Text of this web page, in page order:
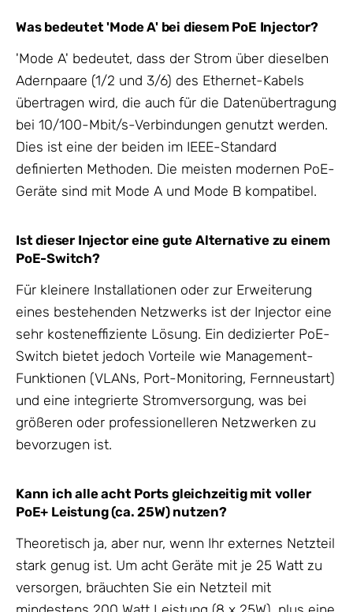
Was bedeutet 'Mode A' bei diesem PoE Injector?
'Mode A' bedeutet, dass der Strom über dieselben
Adernpaare (1/2 und 3/6) des Ethernet-Kabels
übertragen wird, die auch für die Datenübertragung
bei 10/100-Mbit/s-Verbindungen genutzt werden.
Dies ist eine der beiden im IEEE-Standard
definierten Methoden. Die meisten modernen PoE-
Geräte sind mit Mode A und Mode B kompatibel.
Ist dieser Injector eine gute Alternative zu einem
PoE-Switch?
Für kleinere Installationen oder zur Erweiterung
eines bestehenden Netzwerks ist der Injector eine
sehr kosteneffiziente Lösung. Ein dedizierter PoE-
Switch bietet jedoch Vorteile wie Management-
Funktionen (VLANs, Port-Monitoring, Fernneustart)
und eine integrierte Stromversorgung, was bei
größeren oder professionelleren Netzwerken zu
bevorzugen ist.
Kann ich alle acht Ports gleichzeitig mit voller
PoE+ Leistung (ca. 25W) nutzen?
Theoretisch ja, aber nur, wenn Ihr externes Netzteil
stark genug ist. Um acht Geräte mit je 25 Watt zu
versorgen, bräuchten Sie ein Netzteil mit